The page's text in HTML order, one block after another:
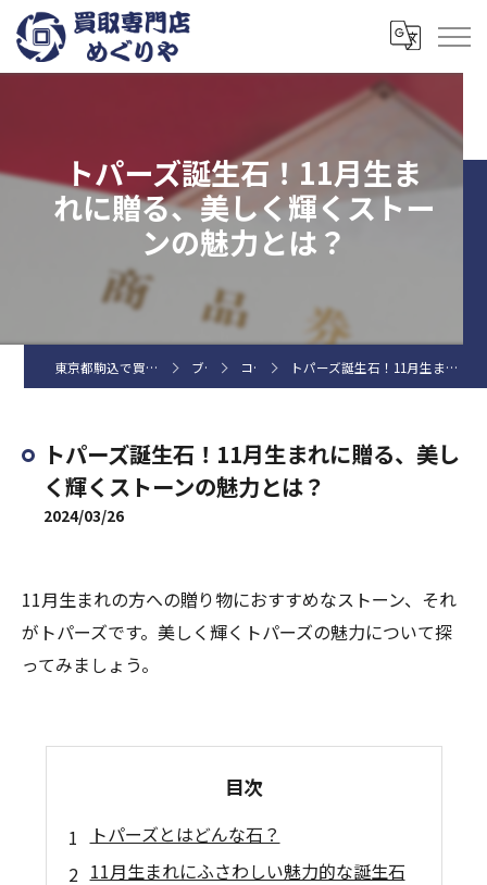
トパーズ誕生石！11月生ま
れに贈る、美しく輝くストー
ンの魅力とは？
東京都駒込で買取なら買取専門店めぐりや ブログ コラム トパーズ誕生石！11月生まれに贈る、美しく輝くストーンの魅力とは？
トパーズ誕生石！11月生まれに贈る、美し
く輝くストーンの魅力とは？
2024/03/26
11月生まれの方への贈り物におすすめなストーン、それ
がトパーズです。美しく輝くトパーズの魅力について探
ってみましょう。
目次
トパーズとはどんな石？
11月生まれにふさわしい魅力的な誕生石